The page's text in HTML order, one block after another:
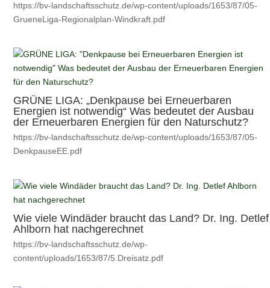
https://bv-landschaftsschutz.de/wp-content/uploads/1653/87/05-
GrueneLiga-Regionalplan-Windkraft.pdf
GRÜNE LIGA: „Denkpause bei Erneuerbaren
Energien ist notwendig“ Was bedeutet der Ausbau
der Erneuerbaren Energien für den Naturschutz?
https://bv-landschaftsschutz.de/wp-content/uploads/1653/87/05-
DenkpauseEE.pdf
Wie viele Windäder braucht das Land? Dr. Ing. Detlef
Ahlborn hat nachgerechnet
https://bv-landschaftsschutz.de/wp-
content/uploads/1653/87/5.Dreisatz.pdf